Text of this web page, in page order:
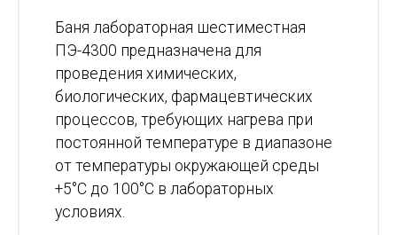
Баня лабораторная шестиместная
ПЭ-4300 предназначена для
проведения химических,
биологических, фармацевтических
процессов, требующих нагрева при
постоянной температуре в диапазоне
от температуры окружающей среды
+5°С до 100°С в лабораторных
условиях.